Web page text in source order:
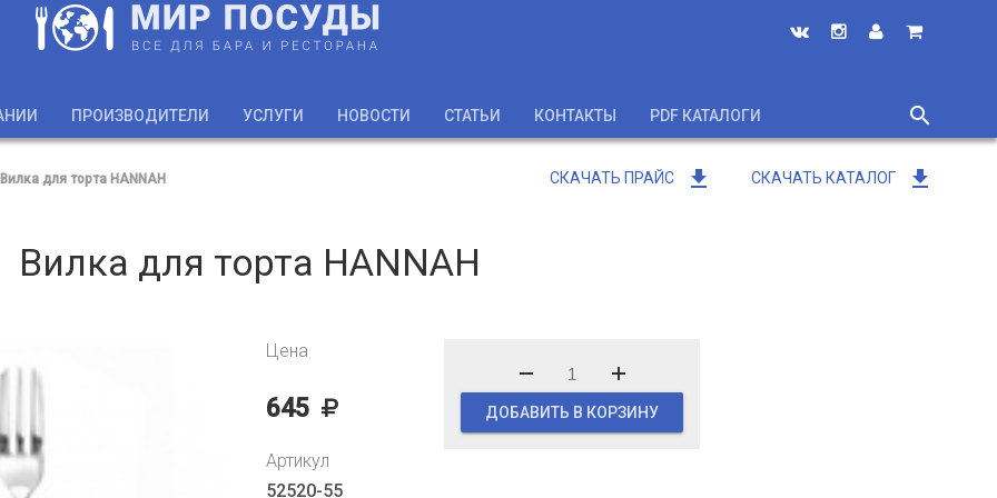
ПРОИЗВОДИТЕЛИ УСЛУГИ НОВОСТИ СТАТЬИ КОНТАКТЫ PDF КАТАЛОГИ
search
close
СКАЧАТЬ ПРАЙС get_app СКАЧАТЬ КАТАЛОГ get_app
Вилка для торта HANNAH
Вилка для торта HANNAH
Цена
645 ДОБАВИТЬ В КОРЗИНУ
Артикул
52520-55